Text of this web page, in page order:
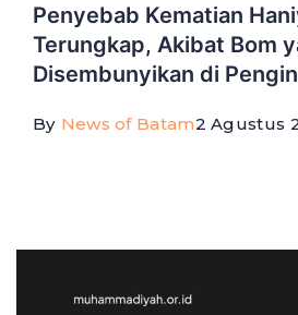
Penyebab Kematian
Terungkap, Akibat Bom
Disembunyikan di
By News of Batam2 Agustus